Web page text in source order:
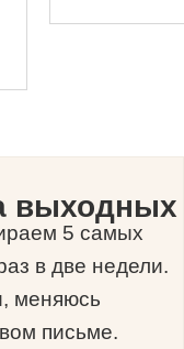
выходных
5 самых
в две недели.
меняюсь
письме.